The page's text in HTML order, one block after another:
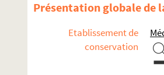
Présentation globale de
Etablissement de
conservation